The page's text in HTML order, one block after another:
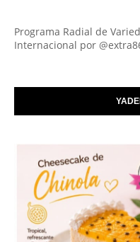
Programa Radial de
Internacional por